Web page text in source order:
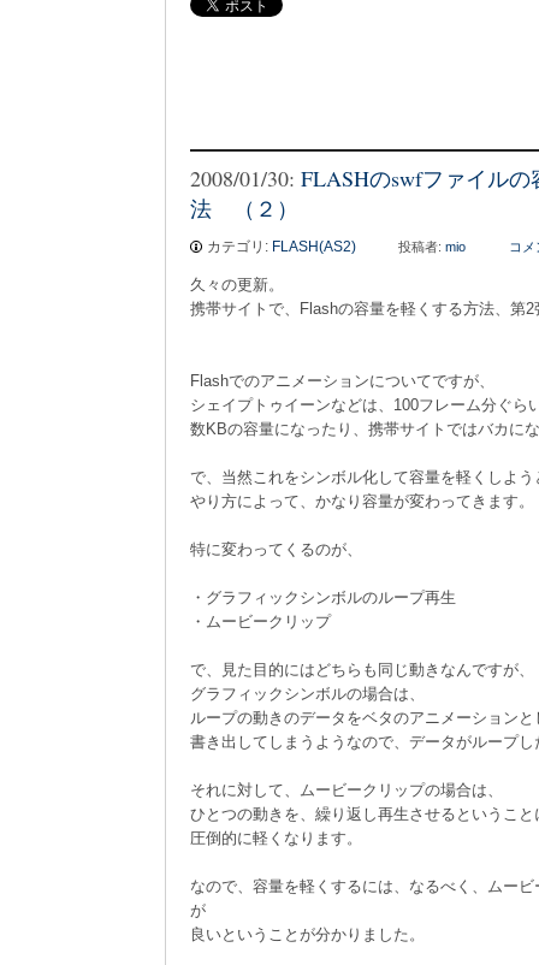
2008/01/30: FLASHのswfファイル
法 （２）
カテゴリ: FLASH(AS2) 投稿者: mio コ
久々の更新。
携帯サイトで、Flashの容量を軽くする方法、第2
Flashでのアニメーションについてですが、
シェイプトゥイーンなどは、100フレーム分ぐら
数KBの容量になったり、携帯サイトではバカに
で、当然これをシンボル化して容量を軽くしよ
やり方によって、かなり容量が変わってきます。
特に変わってくるのが、
・グラフィックシンボルのループ再生
・ムービークリップ
で、見た目的にはどちらも同じ動きなんですが、
グラフィックシンボルの場合は、
ループの動きのデータをベタのアニメーションと
書き出してしまうようなので、データがループ
それに対して、ムービークリップの場合は、
ひとつの動きを、繰り返し再生させるというこ
圧倒的に軽くなります。
なので、容量を軽くするには、なるべく、ムー
が
良いということが分かりました。